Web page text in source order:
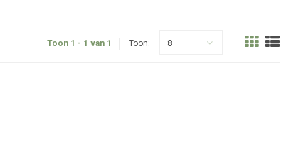
Toon 1 - 1 van 1 Toon: 8